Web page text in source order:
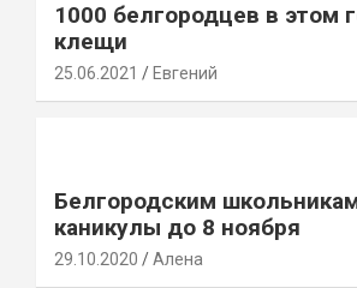
1000 белгородцев в этом
клещи
25.06.2021 Евгений
Белгородским
каникулы до 8 ноября
29.10.2020 Алена